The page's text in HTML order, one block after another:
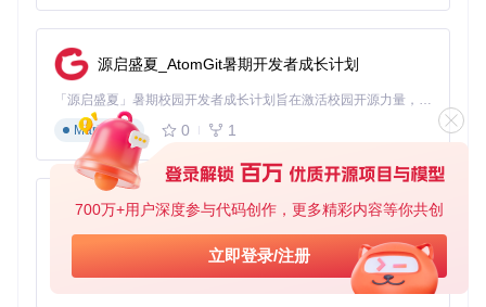
700万+用户深度参与代码创作，更多精彩内容等你共创
立即登录/注册
12次/月 1.5次/月 87.5%
多设备充电规
划效率
电池健康维护
一般（凭经
你是否计算过每天在不同设备间切换检查电量所花费的时间？
假设每次检查平均耗时30秒，每天10次，一年就是30×10×36
摄影师王师傅的使用体验
源启盛夏_AtomGit暑期开发者成长计划
「源启盛夏」暑期校园开发者成长计划旨在激活校园开源力量，通过积分激励、认证扶持、资源倾斜等形式，引导高校组织和开发者完成「入驻 — 建项目 — 做贡献 — 获认证 — 得资源」的完整闭环。无论你是想带领社团入驻平台的组织者，还是希望用代码贡献证明自己的开发者，都能在这里找到属于你的成长路径。
Markdown
0 1
py-xiaozhi
基于Python的Xiaozhi AI，适用于想要完整Xiaozhi体验而无需拥有专用硬件的用户。
Python
0 1